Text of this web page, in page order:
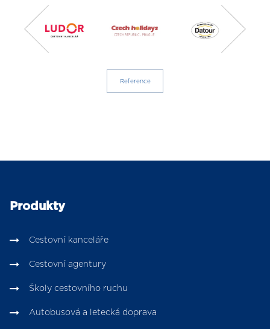
Reference
Produkty
Cestovní kanceláře
Cestovní agentury
Školy cestovního ruchu
Autobusová a letecká doprava